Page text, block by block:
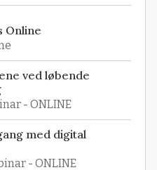
Online
ved løbende
- ONLINE
med digital
- ONLINE